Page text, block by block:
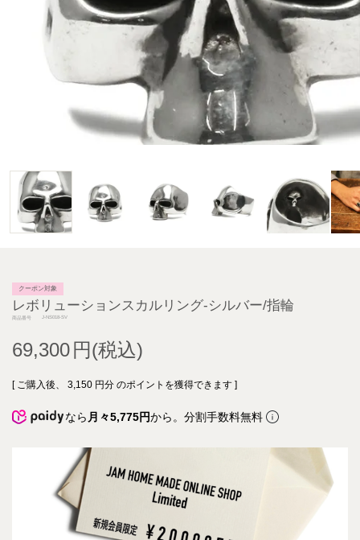
クーポン対象
レボリューションスカルリング-シルバー/指輪
商品番号 J-NS018-SV
69,300
[ ご購入後、 3,150 円分 のポイントを獲得できます ]
なら 月々5,775円から。分割手数料無料